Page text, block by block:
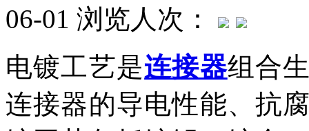
06-01 浏览人次：
电镀工艺是连接器组合
连接器的导电性能、抗